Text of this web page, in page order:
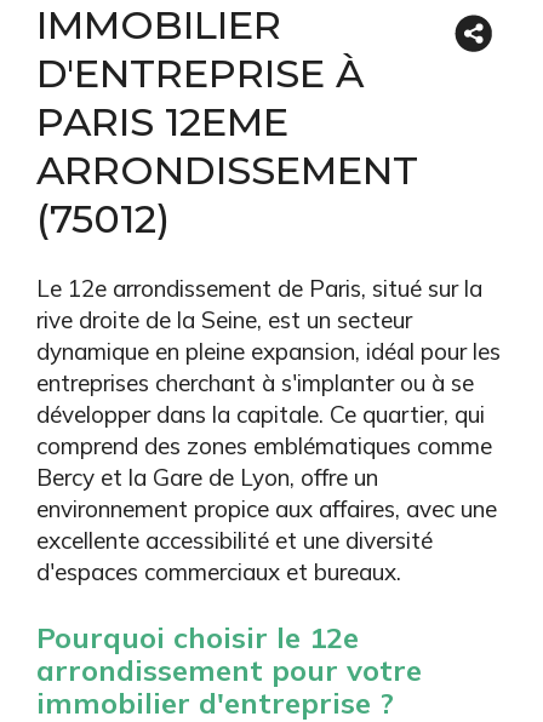
IMMOBILIER
D'ENTREPRISE À
PARIS 12EME
ARRONDISSEMENT
(75012)
Le 12e arrondissement de Paris, situé sur la
rive droite de la Seine, est un secteur
dynamique en pleine expansion, idéal pour les
entreprises cherchant à s'implanter ou à se
développer dans la capitale. Ce quartier, qui
comprend des zones emblématiques comme
Bercy et la Gare de Lyon, offre un
environnement propice aux affaires, avec une
excellente accessibilité et une diversité
d'espaces commerciaux et bureaux.
Pourquoi choisir le 12e
arrondissement pour votre
immobilier d'entreprise ?